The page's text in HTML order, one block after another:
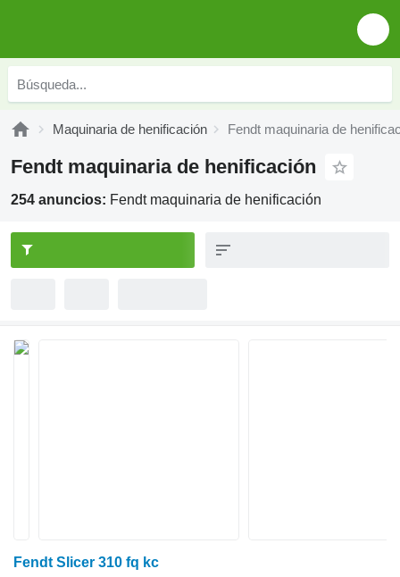
Maquinaria de henificación Fendt maquinaria de
Fendt maquinaria de henificación
254 anuncios: Fendt maquinaria de henificación
Fendt Slicer 310 fq kc